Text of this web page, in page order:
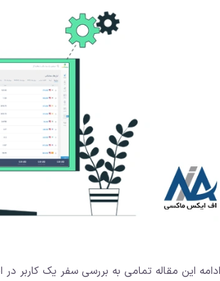
این مقاله تمامی به بررسی سفر یک کاربر